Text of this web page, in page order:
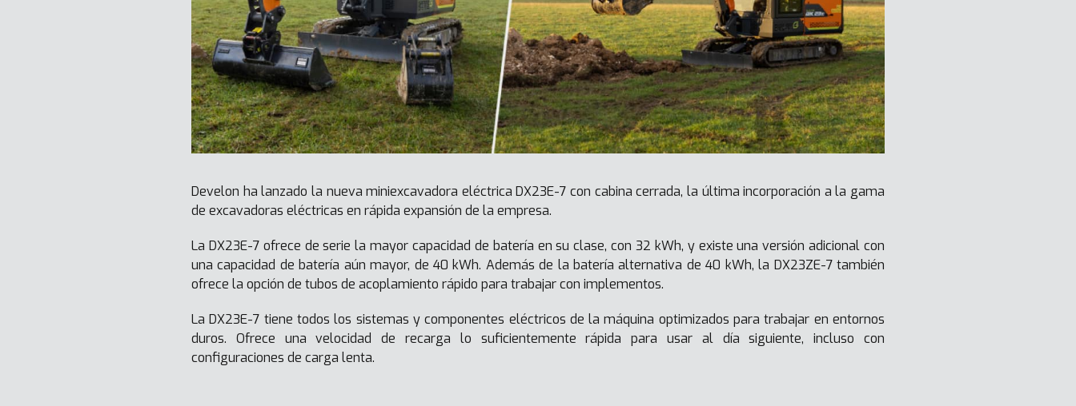
Develon ha lanzado la nueva miniexcavadora eléctrica DX23E-7 con cabina cerrada, la última incorporación a la gama
de excavadoras eléctricas en rápida expansión de la empresa.
La DX23E-7 ofrece de serie la mayor capacidad de batería en su clase, con 32 kWh, y existe una versión adicional con
una capacidad de batería aún mayor, de 40 kWh. Además de la batería alternativa de 40 kWh, la DX23ZE-7 también
ofrece la opción de tubos de acoplamiento rápido para trabajar con implementos.
La DX23E-7 tiene todos los sistemas y componentes eléctricos de la máquina optimizados para trabajar en entornos
duros. Ofrece una velocidad de recarga lo suficientemente rápida para usar al día siguiente, incluso con
configuraciones de carga lenta.